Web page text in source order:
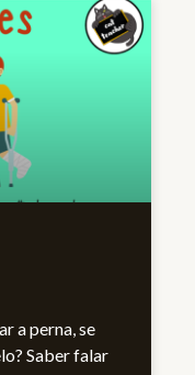
a perna, se
Saber falar